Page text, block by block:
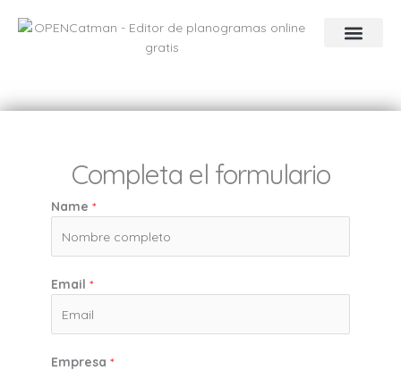
Completa el formulario
Name *
Email *
Empresa *